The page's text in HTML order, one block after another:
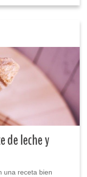
de leche y
una receta bien